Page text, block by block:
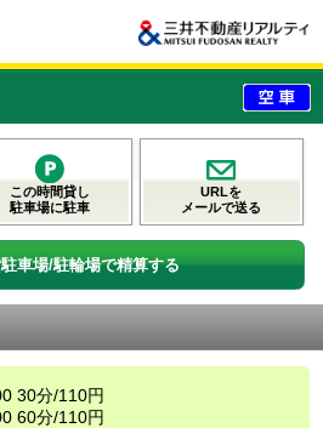
この時間貸し
駐車場に駐車
URLを
メールで送る
車場/駐輪場で精算する
30分/110円
60分/110円